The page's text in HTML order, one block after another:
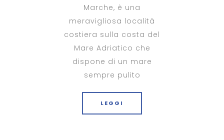
Marche, è una
meravigliosa località
costiera sulla costa del
Mare Adriatico che
dispone di un mare
sempre pulito
LEGGI